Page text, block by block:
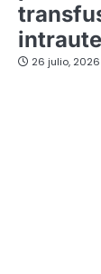
26 julio, 2026